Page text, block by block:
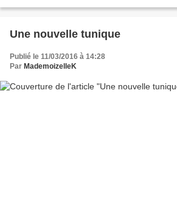
Une nouvelle tunique
Publié le 11/03/2016 à 14:28
Par MademoizelleK